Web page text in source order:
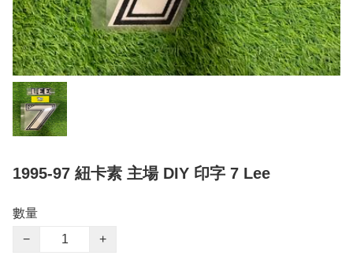
1995-97 紐卡素 主場 DIY 印字 7 Lee
數量
−
+